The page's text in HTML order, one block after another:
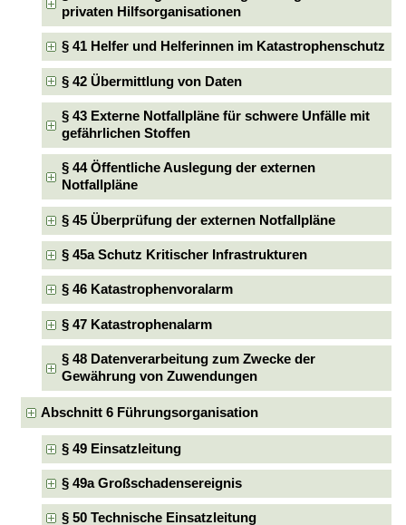
privaten Hilfsorganisationen
§ 41 Helfer und Helferinnen im Katastrophenschutz
§ 42 Übermittlung von Daten
§ 43 Externe Notfallpläne für schwere Unfälle mit
gefährlichen Stoffen
§ 44 Öffentliche Auslegung der externen
Notfallpläne
§ 45 Überprüfung der externen Notfallpläne
§ 45a Schutz Kritischer Infrastrukturen
§ 46 Katastrophenvoralarm
§ 47 Katastrophenalarm
§ 48 Datenverarbeitung zum Zwecke der
Gewährung von Zuwendungen
Abschnitt 6 Führungsorganisation
§ 49 Einsatzleitung
§ 49a Großschadensereignis
§ 50 Technische Einsatzleitung